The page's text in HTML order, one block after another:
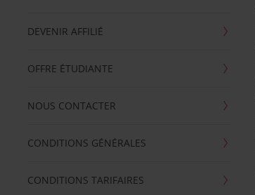
DEVENIR AFFILIÉ
OFFRE ÉTUDIANTE
NOUS CONTACTER
CONDITIONS GÉNÉRALES
CONDITIONS TARIFAIRES